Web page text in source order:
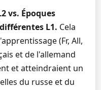
vs. Époques
L1. Cela
(Fr, All,
et de l'allemand
et atteindraient un
du russe et du